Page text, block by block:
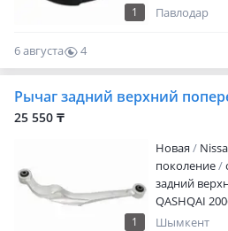
1
актуальную
Павлодар
6 августа
4
0
Рычаг задний верхний
25 550 ₸
1
Новая
поколение
задний
QASHQAI
актуальную
Шымкент